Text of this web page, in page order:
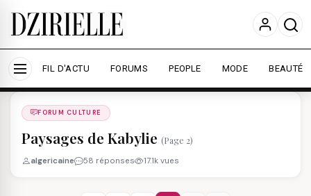
Nous utilisons des cookies pour améliorer votre
expérience et mesurer l'audience.
En savoir plus
Accepter tout Personnaliser
FIL D'ACTU FORUMS PEOPLE MODE BEAUTÉ
Forums
FORUM CULTURE
Paysages de Kabylie (Page 2)
algericaine 58 réponses 17.1k vues